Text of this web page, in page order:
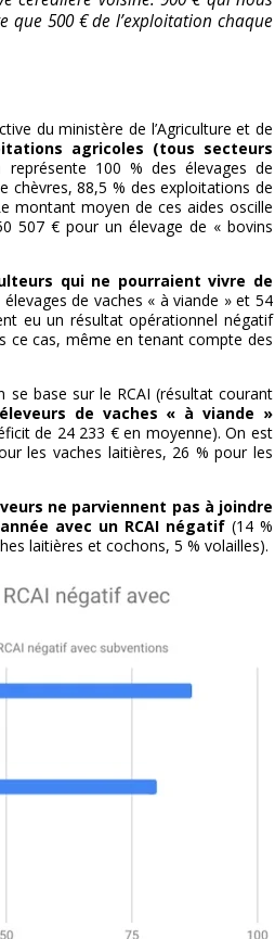
que 500 € de l’exploitation chaque
du ministère de l’Agriculture et de
agricoles (tous secteurs
représente 100 % des élevages de
chèvres, 88,5 % des exploitations de
montant moyen de ces aides oscille
507 € pour un élevage de « bovins
qui ne pourraient vivre de
de vaches « à viande » et 54
eu un résultat opérationnel négatif
ce cas, même en tenant compte des
se base sur le RCAI (résultat courant
de vaches « à viande »
de 24 233 € en moyenne). On est
les vaches laitières, 26 % pour les
ne parviennent pas à joindre
avec un RCAI négatif (14 %
laitières et cochons, 5 % volailles).